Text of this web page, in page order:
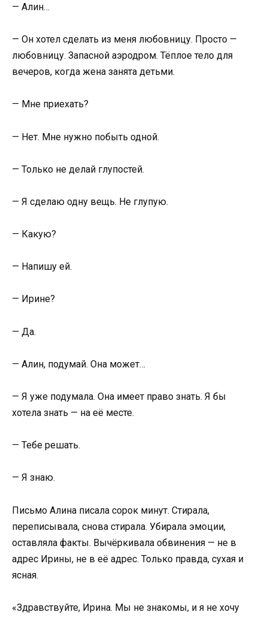
— Алин…
— Он хотел сделать из меня любовницу. Просто —
любовницу. Запасной аэродром. Тёплое тело для
вечеров, когда жена занята детьми.
— Мне приехать?
— Нет. Мне нужно побыть одной.
— Только не делай глупостей.
— Я сделаю одну вещь. Не глупую.
— Какую?
— Напишу ей.
— Ирине?
— Да.
— Алин, подумай. Она может…
— Я уже подумала. Она имеет право знать. Я бы
хотела знать — на её месте.
— Тебе решать.
— Я знаю.
Письмо Алина писала сорок минут. Стирала,
переписывала, снова стирала. Убирала эмоции,
оставляла факты. Вычёркивала обвинения — не в
адрес Ирины, не в её адрес. Только правда, сухая и
ясная.
«Здравствуйте, Ирина. Мы не знакомы, и я не хочу